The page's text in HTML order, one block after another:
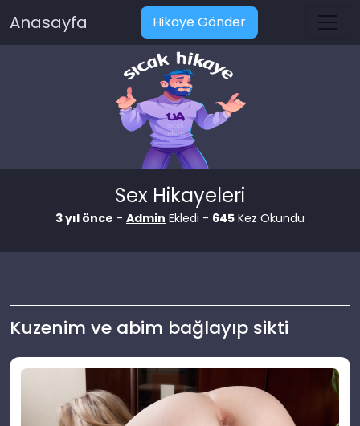
Anasayfa Hikaye Gönder
Sex Hikayeleri
3 yıl önce - Admin Ekledi - 645 Kez Okundu
Kuzenim ve abim bağlayıp sikti